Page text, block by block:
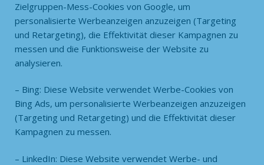
Zielgruppen-Mess-Cookies von Google, um
personalisierte Werbeanzeigen anzuzeigen (Targeting
und Retargeting), die Effektivität dieser Kampagnen zu
messen und die Funktionsweise der Website zu
analysieren.
– Bing: Diese Website verwendet Werbe-Cookies von
Bing Ads, um personalisierte Werbeanzeigen anzuzeigen
(Targeting und Retargeting) und die Effektivität dieser
Kampagnen zu messen.
– LinkedIn: Diese Website verwendet Werbe- und